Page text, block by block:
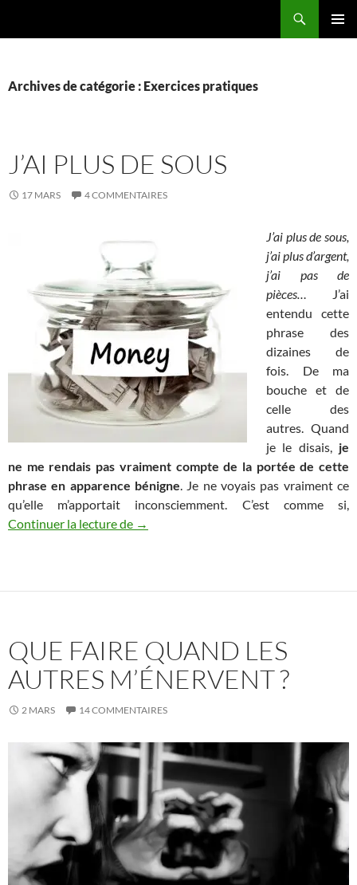
Archives de catégorie : Exercices pratiques
J’AI PLUS DE SOUS
17 MARS 4 COMMENTAIRES
J’ai plus de sous,
j’ai plus d’argent,
j’ai pas de
pièces…
J’ai
entendu cette
phrase des
dizaines de
fois. De ma
bouche et de
celle des
autres. Quand
je le disais, je
ne me rendais pas vraiment compte de la portée de cette
phrase en apparence bénigne. Je ne voyais pas vraiment ce
qu’elle m’apportait inconsciemment. C’est comme si,
Continuer la lecture de J’ai plus de sous
→
QUE FAIRE QUAND LES
AUTRES M’ÉNERVENT ?
2 MARS 14 COMMENTAIRES